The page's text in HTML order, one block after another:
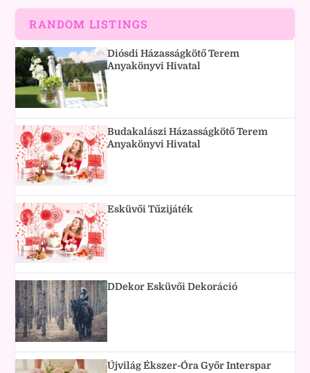
RANDOM LISTINGS
Diósdi Házasságkötő Terem
Anyakönyvi Hivatal
Budakalászi Házasságkötő Terem
Anyakönyvi Hivatal
Esküvői Tűzijáték
DDekor Esküvői Dekoráció
Újvilág Ékszer-Óra Győr Interspar